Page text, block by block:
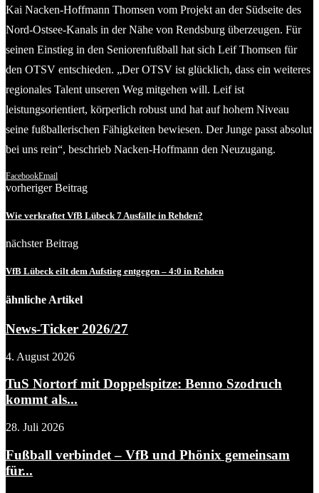
Kai Nacken-Hoffmann Thomsen vom Projekt an der Südseite des
Nord-Ostsee-Kanals in der Nähe von Rendsburg überzeugen. Für
seinen Einstieg in den Seniorenfußball hat sich Leif Thomsen für
den OTSV entschieden. „Der OTSV ist glücklich, dass ein weiteres
regionales Talent unseren Weg mitgehen will. Leif ist
leistungsorientiert, körperlich robust und hat auf hohem Niveau
seine fußballerischen Fähigkeiten bewiesen. Der Junge passt absolut
bei uns rein“, beschrieb Nacken-Hoffmann den Neuzugang.
FacebookEmail
vorheriger Beitrag
Wie verkraftet VfB Lübeck 7 Ausfälle in Rehden?
nächster Beitrag
VfB Lübeck eilt dem Aufstieg entgegen – 4:0 in Rehden
ähnliche Artikel
News-Ticker 2026/27
4. August 2026
TuS Nortorf mit Doppelspitze: Benno Szodruch
kommt als...
28. Juli 2026
Fußball verbindet – VfB und Phönix gemeinsam
für...